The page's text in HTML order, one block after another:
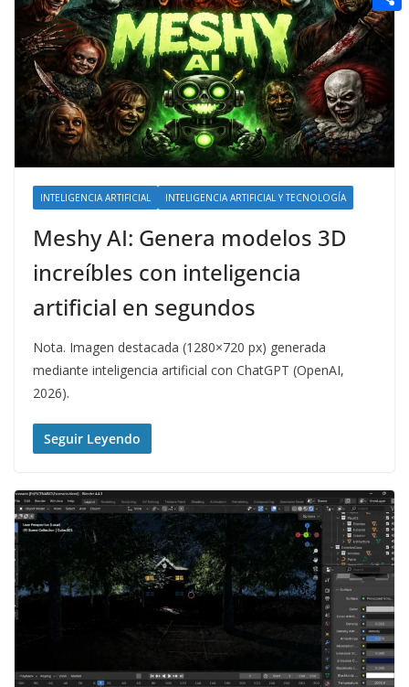
INTELIGENCIA ARTIFICIAL INTELIGENCIA ARTIFICIAL Y TECNOLOGÍA
Meshy AI: Genera modelos 3D
increíbles con inteligencia
artificial en segundos
Nota. Imagen destacada (1280×720 px) generada
mediante inteligencia artificial con ChatGPT (OpenAI,
2026).
Seguir Leyendo
n
g
r
e
e
r
e
s
a
l
e
d
i
t
C
m
p
a
r